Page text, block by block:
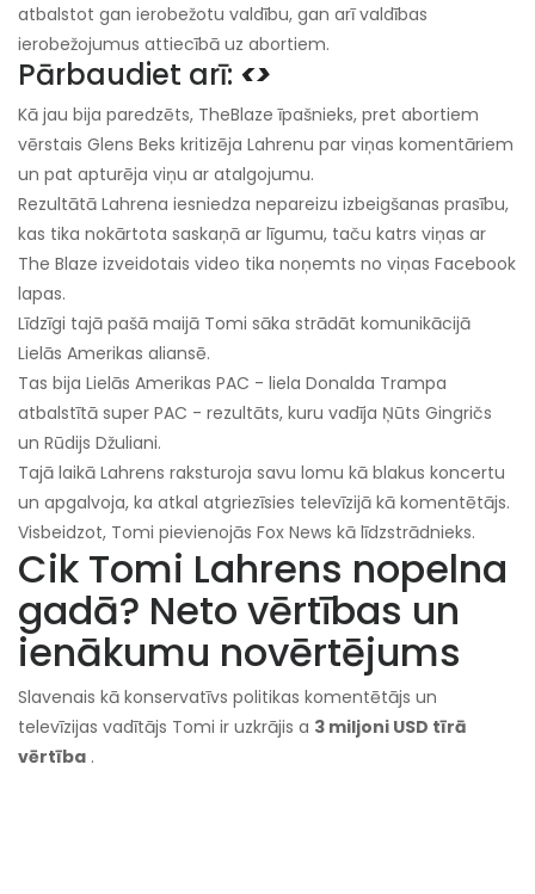
atbalstot gan ierobežotu valdību, gan arī valdības
ierobežojumus attiecībā uz abortiem.
Pārbaudiet arī: <>
Kā jau bija paredzēts, TheBlaze īpašnieks, pret abortiem
vērstais Glens Beks kritizēja Lahrenu par viņas komentāriem
un pat apturēja viņu ar atalgojumu.
Rezultātā Lahrena iesniedza nepareizu izbeigšanas prasību,
kas tika nokārtota saskaņā ar līgumu, taču katrs viņas ar
The Blaze izveidotais video tika noņemts no viņas Facebook
lapas.
Līdzīgi tajā pašā maijā Tomi sāka strādāt komunikācijā
Lielās Amerikas aliansē.
Tas bija Lielās Amerikas PAC - liela Donalda Trampa
atbalstītā super PAC - rezultāts, kuru vadīja Ņūts Gingričs
un Rūdijs Džuliani.
Tajā laikā Lahrens raksturoja savu lomu kā blakus koncertu
un apgalvoja, ka atkal atgriezīsies televīzijā kā komentētājs.
Visbeidzot, Tomi pievienojās Fox News kā līdzstrādnieks.
Cik Tomi Lahrens nopelna
gadā? Neto vērtības un
ienākumu novērtējums
Slavenais kā konservatīvs politikas komentētājs un
televīzijas vadītājs Tomi ir uzkrājis a 3 miljoni USD tīrā
vērtība .